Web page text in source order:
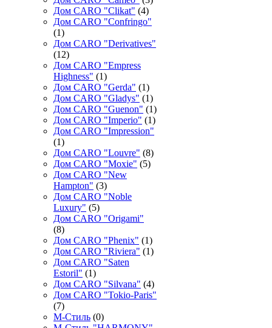
Дом CARO "Clikat" (4)
Дом CARO "Confringo"
(1)
Дом CARO "Derivatives"
(12)
Дом CARO "Empress
Highness" (1)
Дом CARO "Gerda" (1)
Дом CARO "Gladys" (1)
Дом CARO "Guenon" (1)
Дом CARO "Imperio" (1)
Дом CARO "Impression"
(1)
Дом CARO "Louvre" (8)
Дом CARO "Moxie" (5)
Дом CARO "New
Hampton" (3)
Дом CARO "Noble
Luxury" (5)
Дом CARO "Origami"
(8)
Дом CARO "Phenix" (1)
Дом CARO "Riviera" (1)
Дом CARO "Saten
Estoril" (1)
Дом CARO "Silvana" (4)
Дом CARO "Tokio-Paris"
(7)
М-Стиль (0)